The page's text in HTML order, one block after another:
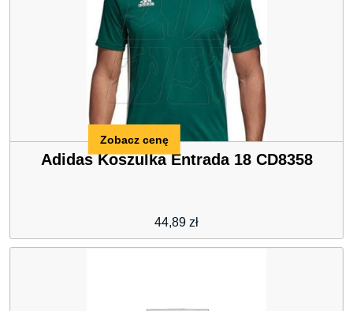
Adidas Koszulka Entrada 18 CD8358
44,89 zł
Zobacz cenę